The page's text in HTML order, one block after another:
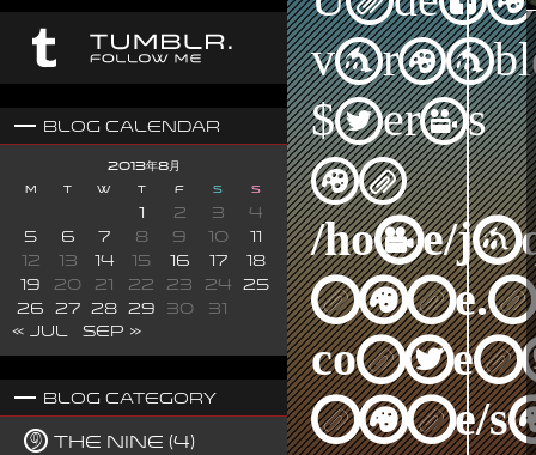
Blog Calendar
2013年8月
M W F S S
2 3
4
5
6 7 8 9 10
12
13 14 15 16 17
18
19
20 21 22 23 24
25
26
27 28 29 30
31
« Jul
Sep »
Blog Category
The Nine (4)
$terms
in
/home/
nine/